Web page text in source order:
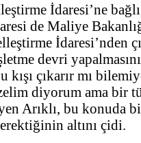
İdaresi’ne
de Maliye
İdaresi’nden
devri
kışı çıkarır mı
diyorum ama bir
Arıklı, bu konuda
altını çidi.